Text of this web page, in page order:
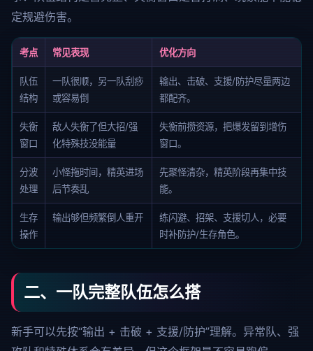
定规避伤害。
考点 常见表现 优化方向
队伍
结构
一队很顺，另一队刮痧
或容易倒
输出、击破、支援/防护尽量两边
都配齐。
失衡
窗口
敌人失衡了但大招/强
化特殊技没能量
失衡前攒资源，把爆发留到增伤
窗口。
分波
处理
小怪拖时间，精英进场
后节奏乱
先聚怪清杂，精英阶段再集中技
能。
生存
操作
输出够但频繁倒人重开
练闪避、招架、支援切人，必要
时补防护/生存角色。
二、一队完整队伍怎么搭
新手可以先按“输出 + 击破 + 支援/防护”理解。异常队、强